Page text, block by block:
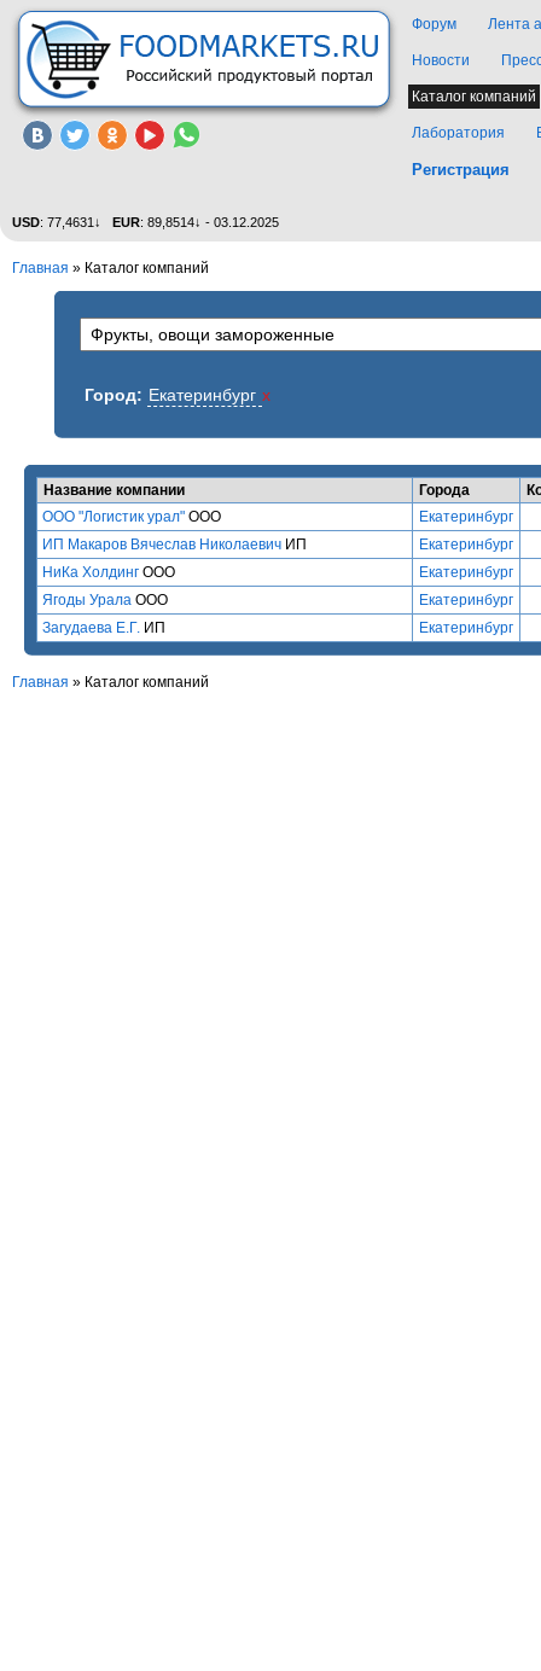
Форум Лента
Новости
Каталог компаний
Лаборатория
Регистрация
USD: 77,4631↓ EUR: 89,8514↓ - 03.12.2025
Главная » Каталог компаний
Город: Екатеринбург x
Название компании Города
ООО "Логистик урал" ООО
Екатеринбург
ИП Макаров Вячеслав Николаевич ИП
Екатеринбург
НиКа Холдинг ООО
Екатеринбург
Ягоды Урала ООО
Екатеринбург
Загудаева Е.Г. ИП Екатеринбург
Главная » Каталог компаний